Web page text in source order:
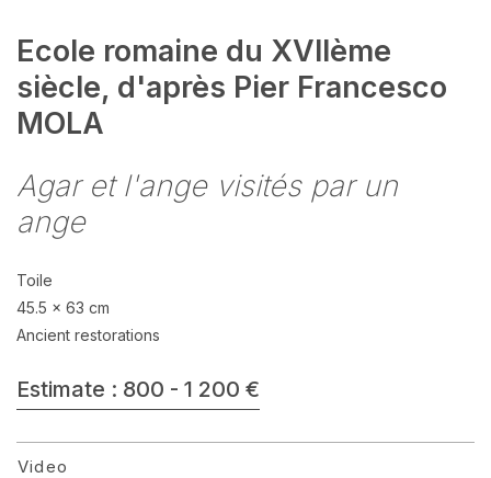
Ecole romaine du XVIIème
siècle, d'après Pier Francesco
MOLA
Agar et l'ange visités par un
ange
Toile
45.5 x 63 cm
Ancient restorations
Estimate : 800 - 1 200 €
Video